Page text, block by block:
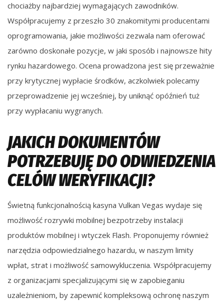
chociażby najbardziej wymagających zawodników.
Współpracujemy z przeszło 30 znakomitymi producentami
oprogramowania, jakie możliwości zezwala nam oferować
zarówno doskonałe pozycje, w jaki sposób i najnowsze hity
rynku hazardowego. Ocena prowadzona jest się przeważnie
przy krytycznej wypłacie środków, aczkolwiek polecamy
przeprowadzenie jej wcześniej, by uniknąć opóźnień tuż
przy wypłacaniu wygranych.
JAKICH DOKUMENTÓW
POTRZEBUJĘ DO ODWIEDZENIA
CELÓW WERYFIKACJI?
Świetną funkcjonalnością kasyna Vulkan Vegas wydaje się
możliwość rozrywki mobilnej bezpotrzeby instalacji
produktów mobilnej i wtyczek Flash. Proponujemy również
narzędzia odpowiedzialnego hazardu, w naszym limity
wpłat, strat i możliwość samowykluczenia. Współpracujemy
z organizacjami specjalizującymi się w zapobieganiu
uzależnieniom, by zapewnić kompleksową ochronę naszym